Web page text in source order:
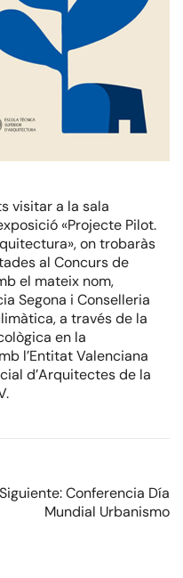
visitar a la sala
«Projecte Pilot.
on trobaràs
al Concurs de
el mateix nom,
Segona i Conselleria
a través de la
en la
l’Entitat Valenciana
d’Arquitectes de la
Siguiente:Conferencia Día
Mundial Urbanismo